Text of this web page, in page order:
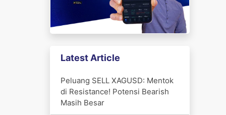
Latest Article
Peluang SELL XAGUSD: Mentok
di Resistance! Potensi Bearish
Masih Besar